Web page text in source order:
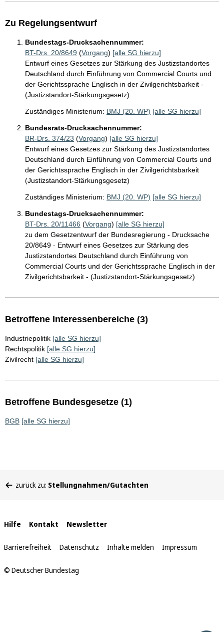
Zu Regelungsentwurf
Bundestags-Drucksachennummer:
BT-Drs. 20/8649 (Vorgang) [alle SG hierzu]
Entwurf eines Gesetzes zur Stärkung des Justizstandortes
Deutschland durch Einführung von Commercial Courts und
der Gerichtssprache Englisch in der Zivilgerichtsbarkeit -
(Justizstandort-Stärkungsgesetz)
Zuständiges Ministerium: BMJ (20. WP) [alle SG hierzu]
Bundesrats-Drucksachennummer:
BR-Drs. 374/23 (Vorgang) [alle SG hierzu]
Entwurf eines Gesetzes zur Stärkung des Justizstandortes
Deutschland durch Einführung von Commercial Courts und
der Gerichtssprache Englisch in der Zivilgerichtsbarkeit
(Justizstandort-Stärkungsgesetz)
Zuständiges Ministerium: BMJ (20. WP) [alle SG hierzu]
Bundestags-Drucksachennummer:
BT-Drs. 20/11466 (Vorgang) [alle SG hierzu]
zu dem Gesetzentwurf der Bundesregierung - Drucksache
20/8649 - Entwurf eines Gesetzes zur Stärkung des
Justizstandortes Deutschland durch Einführung von
Commercial Courts und der Gerichtssprache Englisch in der
Zivilgerichtsbarkeit - (Justizstandort-Stärkungsgesetz)
Betroffene Interessenbereiche (3)
Industriepolitik [alle SG hierzu]
Rechtspolitik [alle SG hierzu]
Zivilrecht [alle SG hierzu]
Betroffene Bundesgesetze (1)
BGB [alle SG hierzu]
befinden
zurück zu: Stellungnahmen/Gutachten
Interne
Links
Hilfe Kontakt Newsletter
Barrierefreiheit Datenschutz Inhalte melden Impressum
© Deutscher Bundestag